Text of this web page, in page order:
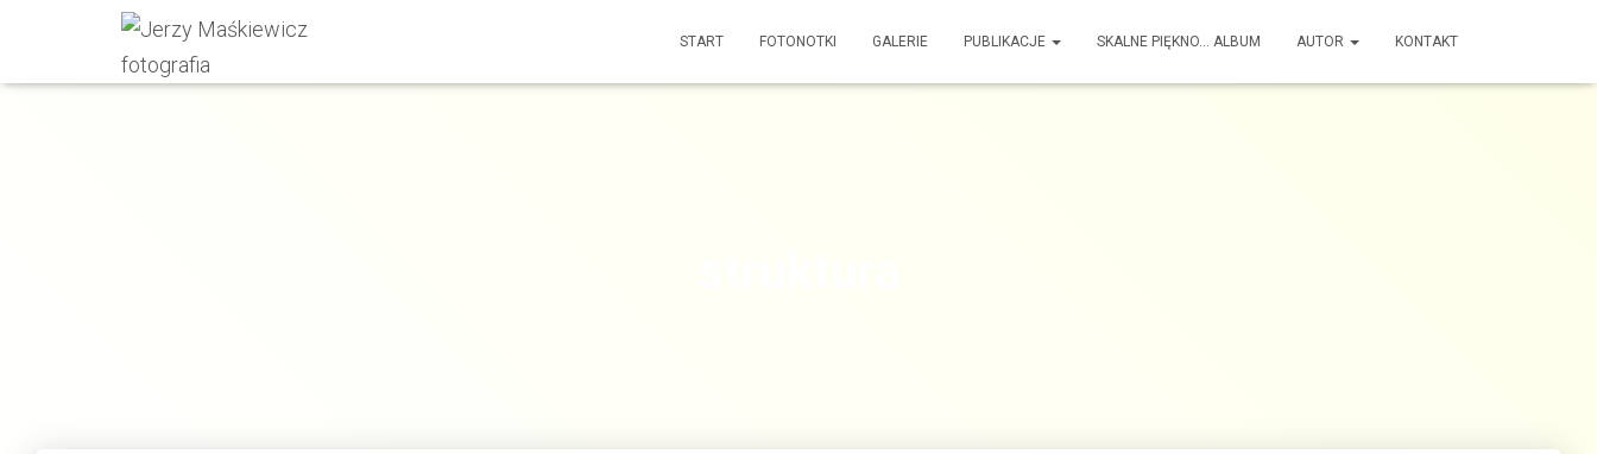
START FOTONOTKI GALERIE PUBLIKACJE SKALNE PIĘKNO… ALBUM AUTOR KONTAKT